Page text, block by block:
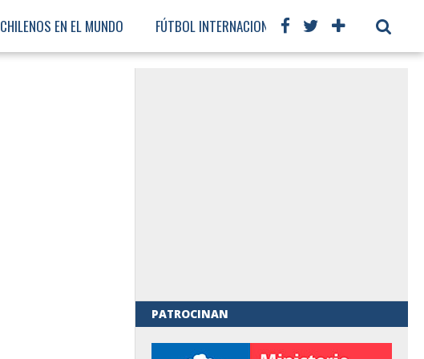
CHILENOS EN EL MUNDO FÚTBOL INTERNACIONAL
PATROCINAN